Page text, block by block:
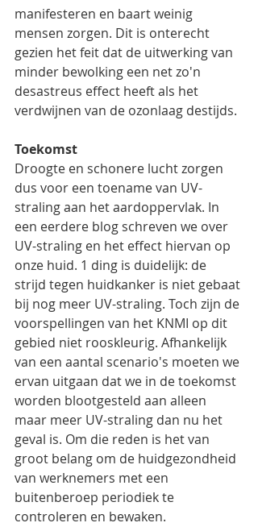
manifesteren en baart weinig
mensen zorgen. Dit is onterecht
gezien het feit dat de uitwerking van
minder bewolking een net zo'n
desastreus effect heeft als het
verdwijnen van de ozonlaag destijds.
Toekomst
Droogte en schonere lucht zorgen
dus voor een toename van UV-
straling aan het aardoppervlak. In
een eerdere blog schreven we over
UV-straling en het effect hiervan op
onze huid. 1 ding is duidelijk: de
strijd tegen huidkanker is niet gebaat
bij nog meer UV-straling. Toch zijn de
voorspellingen van het KNMI op dit
gebied niet rooskleurig. Afhankelijk
van een aantal scenario's moeten we
ervan uitgaan dat we in de toekomst
worden blootgesteld aan alleen
maar meer UV-straling dan nu het
geval is. Om die reden is het van
groot belang om de huidgezondheid
van werknemers met een
buitenberoep periodiek te
controleren en bewaken.